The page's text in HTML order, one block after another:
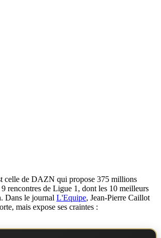
celle de DAZN qui propose 375 millions
rencontres de Ligue 1, dont les 10 meilleurs
Dans le journal L'Equipe, Jean-Pierre Caillot
mais expose ses craintes :